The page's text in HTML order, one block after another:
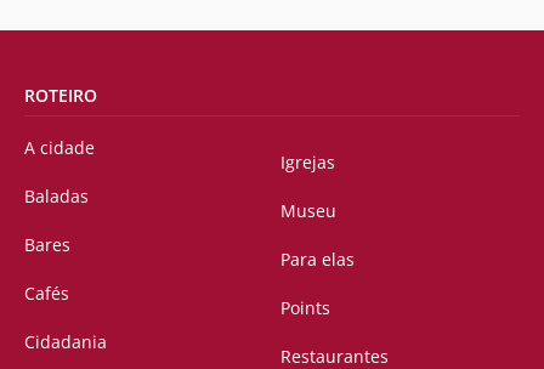
ROTEIRO
A cidade
Baladas
Bares
Cafés
Cidadania
Igrejas
Museu
Para elas
Points
Restaurantes